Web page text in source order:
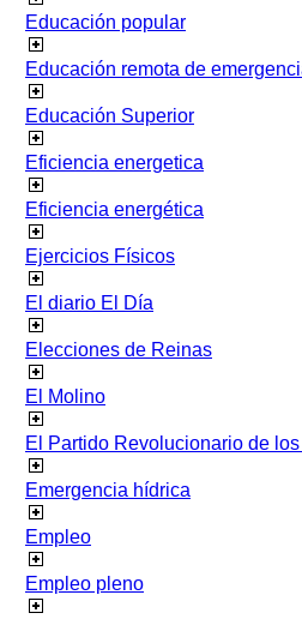
Educación popular
Educación remota de
Educación Superior
Eficiencia energetica
Eficiencia energética
Ejercicios Físicos
El diario El Día
Elecciones de Reinas
El Molino
El Partido Revolucionario de
Emergencia hídrica
Empleo
Empleo pleno